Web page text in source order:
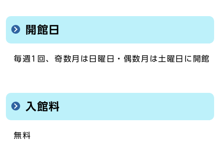
開館日
毎週1回、奇数月は日曜日・偶数月は土曜日に開館
入館料
無料